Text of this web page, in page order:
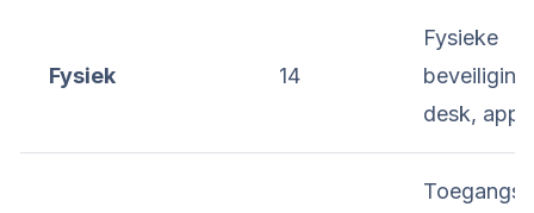
Fysiek 14
Fysieke
desk,